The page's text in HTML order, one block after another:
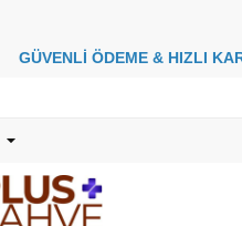
GÜVENLİ ÖDEME & HIZLI